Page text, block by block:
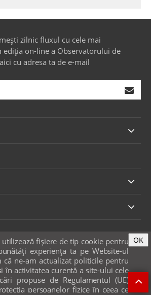
zilnic fluxul cu cele mai
on-line a Observatorului de
cu adresa ta de e-mail
utilizează fişiere de tip cookie pentru
experiența ta pe Website-ul
ne-am actualizat politicile pentru
în activitatea curentă a site-ului cele
propuse de Regulamentul (UE)
persoanelor fizice în ceea ce
OK